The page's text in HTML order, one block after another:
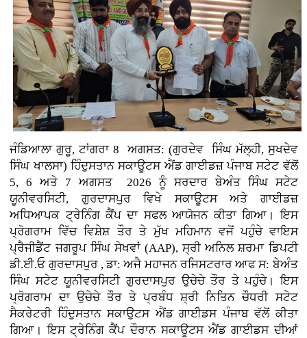
ਜੰਡਿਆਲਾ ਗੁਰੂ, ਟਾਂਗਰਾ 8 ਅਗਸਤ: (ਗੁਰਦੇਵ ਸਿੰਘ ਮੱਲ੍ਹੀ, ਸੁਖਦੇਵ
ਸਿੰਘ ਖਾਲਸਾ) ਹਿੰਦੁਸਤਾਨ ਸਕਾਊਟਸ ਐਂਡ ਗਾਈਡਜ਼ ਪੰਜਾਬ ਸਟੇਟ ਵੱਲੋਂ
5, 6 ਅਤੇ 7 ਅਗਸਤ 2026 ਨੂੰ ਸਰਦਾਰ ਬੇਅੰਤ ਸਿੰਘ ਸਟੇਟ
ਯੂਨੀਵਰਸਿਟੀ, ਗੁਰਦਾਸਪੁਰ ਵਿਖੇ ਸਕਾਊਟਸ ਅਤੇ ਗਾਈਡਜ਼
ਅਧਿਆਪਕ ਟ੍ਰੇਨਿੰਗ ਕੈਂਪ ਦਾ ਸਫਲ ਆਯੋਜਨ ਕੀਤਾ ਗਿਆ। ਇਸ
ਪ੍ਰੋਗਰਾਮ ਵਿੱਚ ਵਿਸ਼ੇਸ਼ ਤੌਰ ਤੇ ਮੁੱਖ ਮਹਿਮਾਨ ਵਜੋਂ ਪਹੁੰਚੇ ਵਾਇਸ
ਪ੍ਰੈਜੀਡੈਂਟ ਜਗਰੂਪ ਸਿੰਘ ਸੇਖਵਾਂ (AAP), ਸ੍ਰੀ ਅਨਿਲ ਸ਼ਰਮਾ ਡਿਪਟੀ
ਡੀ.ਈ.ਓ ਗੁਰਦਾਸਪੁਰ , ਡਾ: ਅਜੈ ਮਹਾਜਨ ਰਜਿਸਟਰਾਰ ਆਫ ਸ: ਬੇਅੰਤ
ਸਿੰਘ ਸਟੇਟ ਯੂਨੀਵਰਸਿਟੀ ਗੁਰਦਾਸਪੁਰ ਉਚੇਚੇ ਤੌਰ ਤੇ ਪਹੁੰਚੇ। ਇਸ
ਪ੍ਰੋਗਰਾਮ ਦਾ ਉਚੇਚੇ ਤੌਰ ਤੇ ਪ੍ਰਬੰਧ ਸ਼੍ਰੀ ਨਿਤਿਨ ਚੌਧਰੀ ਸਟੇਟ
ਸੈਕਰੇਟਰੀ ਹਿੰਦੁਸਤਾਨ ਸਕਾਉਟਸ ਐਂਡ ਗਾਈਡਸ ਪੰਜਾਬ ਵੱਲੋਂ ਕੀਤਾ
ਗਿਆ। ਇਸ ਟ੍ਰੇਨਿੰਗ ਕੈਂਪ ਦੌਰਾਨ ਸਕਾਊਟਸ ਐਂਡ ਗਾਈਡਸ ਦੀਆਂ